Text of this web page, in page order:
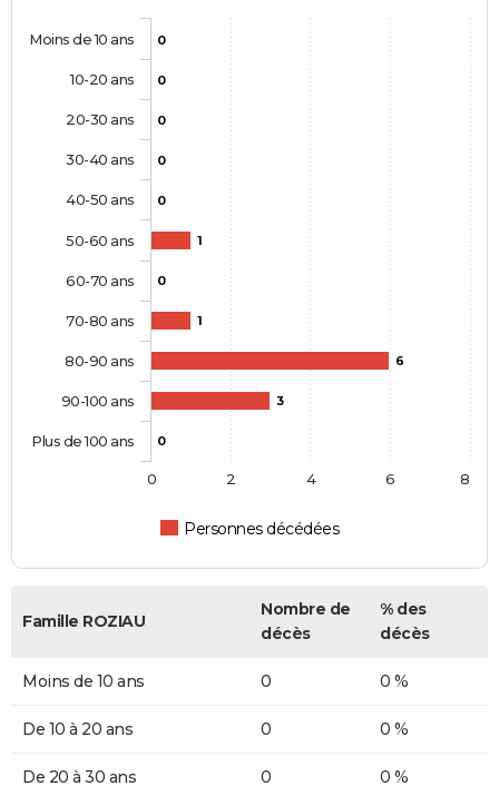
0
0
0
0
0
1
0
1
6
3
0
Personnes décédées
Moins de 10 ans
10-20 ans
20-30 ans
30-40 ans
40-50 ans
50-60 ans
60-70 ans
70-80 ans
80-90 ans
90-100 ans
Plus de 100 ans
0 2 4 6 8
Famille ROZIAU
Nombre de
décès
% des
décès
Moins de 10 ans 0 0 %
De 10 à 20 ans 0 0 %
De 20 à 30 ans 0 0 %